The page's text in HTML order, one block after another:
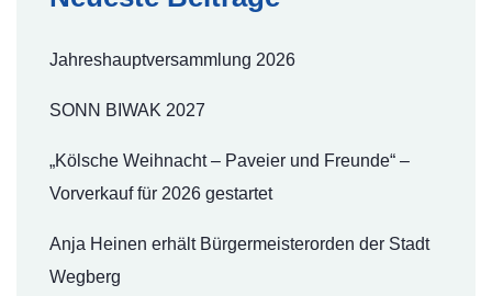
Jahreshauptversammlung 2026
SONN BIWAK 2027
„Kölsche Weihnacht – Paveier und Freunde“ –
Vorverkauf für 2026 gestartet
Anja Heinen erhält Bürgermeisterorden der Stadt
Wegberg